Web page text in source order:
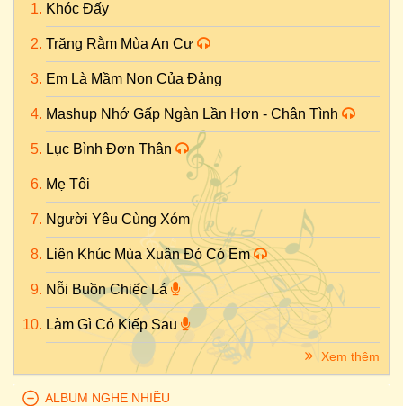
Khóc Đấy
Trăng Rằm Mùa An Cư
Em Là Mầm Non Của Đảng
Mashup Nhớ Gấp Ngàn Lần Hơn - Chân Tình
Lục Bình Đơn Thân
Mẹ Tôi
Người Yêu Cùng Xóm
Liên Khúc Mùa Xuân Đó Có Em
Nỗi Buồn Chiếc Lá
Làm Gì Có Kiếp Sau
Xem thêm
ALBUM NGHE NHIỀU